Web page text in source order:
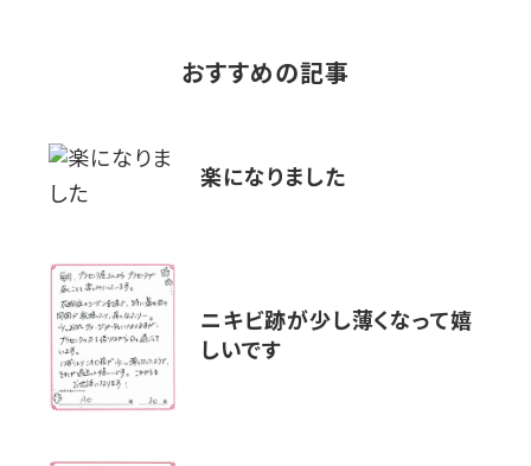
おすすめの記事
楽になりました
ニキビ跡が少し薄くなって嬉
しいです